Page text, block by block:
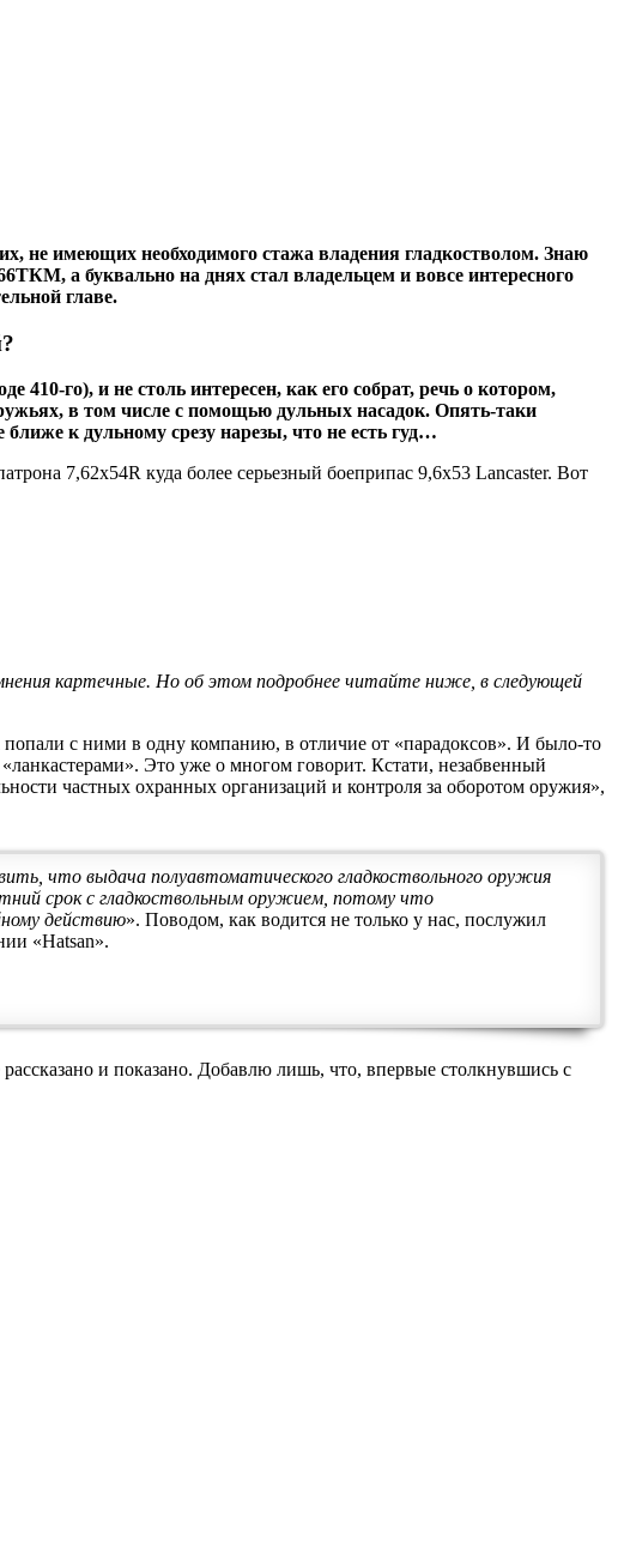
не имеющих необходимого стажа владения гладкостволом. Знаю
а буквально на днях стал владельцем и вовсе интересного
главе.
го), и не столь интересен, как его собрат, речь о котором,
в том числе с помощью дульных насадок. Опять-таки
к дульному срезу нарезы, что не есть гуд…
7,62х54R куда более серьезный боеприпас 9,6х53 Lancaster. Вот
картечные. Но об этом подробнее читайте ниже, в следующей
попали с ними в одну компанию, в отличие от «парадоксов». И было-то
Это уже о многом говорит. Кстати, незабвенный
частных охранных организаций и контроля за оборотом оружия»,
что выдача полуавтоматического гладкоствольного оружия
срок с гладкоствольным оружием, потому что
действию». Поводом, как водится не только у нас, послужил
«Hatsan».
и показано. Добавлю лишь, что, впервые столкнувшись с